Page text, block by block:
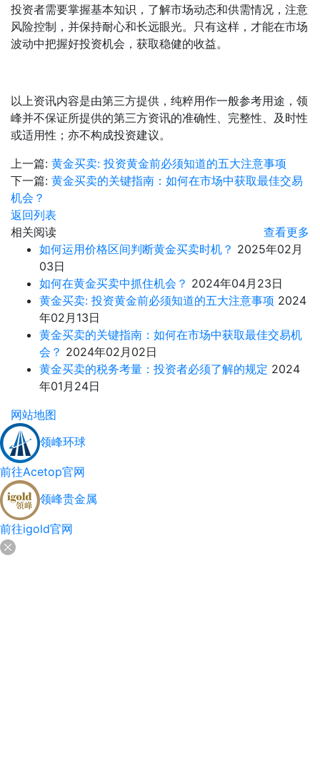
投资者需要掌握基本知识，了解市场动态和供需情况，注意
风险控制，并保持耐心和长远眼光。只有这样，才能在市场
波动中把握好投资机会，获取稳健的收益。
以上资讯内容是由第三方提供，纯粹用作一般参考用途，领
峰并不保证所提供的第三方资讯的准确性、完整性、及时性
或适用性；亦不构成投资建议。
上一篇: 黄金买卖: 投资黄金前必须知道的五大注意事项
下一篇: 黄金买卖的关键指南：如何在市场中获取最佳交易
机会？
返回列表
相关阅读
查看更多
如何运用价格区间判断黄金买卖时机？ 2025年02月
03日
如何在黄金买卖中抓住机会？ 2024年04月23日
黄金买卖: 投资黄金前必须知道的五大注意事项 2024
年02月13日
黄金买卖的关键指南：如何在市场中获取最佳交易机
会？ 2024年02月02日
黄金买卖的税务考量：投资者必须了解的规定 2024
年01月24日
网站地图
领峰环球
前往Acetop官网
领峰贵金属
前往igold官网